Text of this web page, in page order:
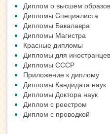
Диплом о высшем
Дипломы Cпециалиста
Дипломы Бакалавра
Дипломы Магистра
Красные дипломы
Дипломы для иностранцев
Дипломы СССР
Приложение к диплому
Дипломы Кандидата наук
Дипломы Доктора наук
Диплом с реестром
Диплом с проводкой